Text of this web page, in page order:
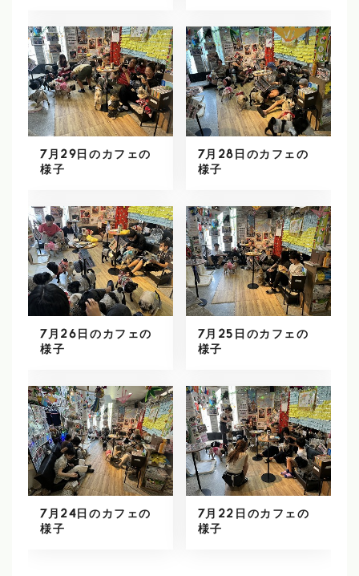
7月29日のカフェの
様子
7月28日のカフェの
様子
7月26日のカフェの
様子
7月25日のカフェの
様子
7月24日のカフェの
様子
7月22日のカフェの
様子